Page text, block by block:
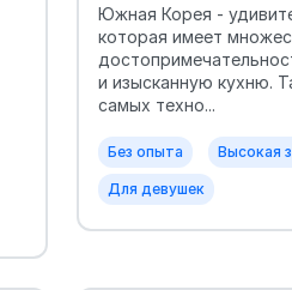
Южная Корея -
которая имеет
и изысканную кухню.
самых техно...
Без опыта Высокая
Для девушек